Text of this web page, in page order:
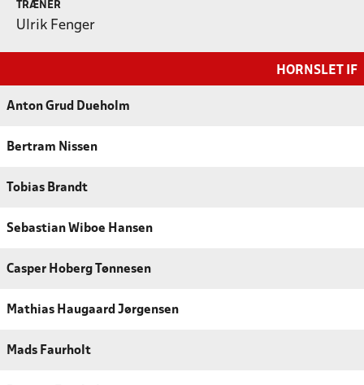
TRÆNER
Ulrik Fenger
HORNSLET IF
Anton Grud Dueholm
Bertram Nissen
Tobias Brandt
Sebastian Wiboe Hansen
Casper Hoberg Tønnesen
Mathias Haugaard Jørgensen
Mads Faurholt